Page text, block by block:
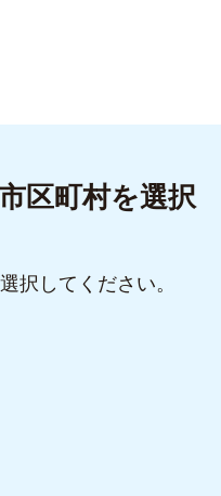
区町村を選択
択してください。